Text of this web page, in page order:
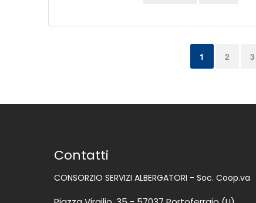
1 2 3
Contatti
CONSORZIO SERVIZI ALBERGATORI - Soc. Coop.va